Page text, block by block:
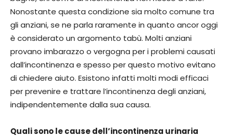
Nonostante questa condizione sia molto comune tra
gli anziani, se ne parla raramente in quanto ancor oggi
è considerato un argomento tabù. Molti anziani
provano imbarazzo o vergogna per i problemi causati
dall’incontinenza e spesso per questo motivo evitano
di chiedere aiuto. Esistono infatti molti modi efficaci
per prevenire e trattare l’incontinenza degli anziani,
indipendentemente dalla sua causa.
Quali sono le cause dell’incontinenza urinaria